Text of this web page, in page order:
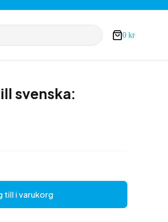
Varukorg
0 kr
svenska:
till i varukorg